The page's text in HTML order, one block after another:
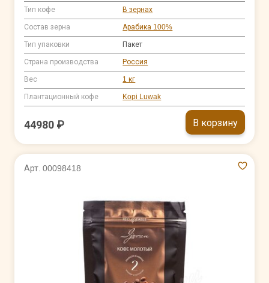
Тип кофе В зернах
Состав зерна Арабика 100%
Тип упаковки Пакет
Страна производства Россия
Вес 1 кг
Плантационный кофе Kopi Luwak
44980 ₽ В корзину
Арт. 00098418